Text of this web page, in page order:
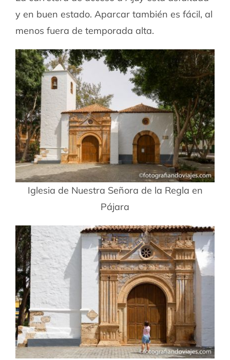
y en buen estado. Aparcar también es fácil, al
menos fuera de temporada alta.
Iglesia de Nuestra Señora de la Regla en
Pájara